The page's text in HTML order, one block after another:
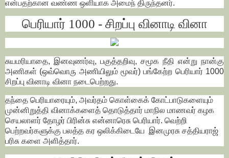
என்பதற்கான வண்ண ஒளியாக அமைந் திருந்தனர்.
பெரியார் 1000 - சிறப்பு வினாடி வினா
சுயமரியாதை, இனவுணர்வு, பகுத்தறிவு, சமூக நீதி என்று நான்கு
அணிகள் (ஒவ்வொரு அணியிலும் மூவர்) பங்கேற்ற பெரியார் 1000
சிறப்பு வினாடி வினா நடைபெற்றது.
தந்தை பெரியாரையும், அவர்தம் கொள்கைக் கோட்பாடுகளையும்
முன்னிறுத்தி வினாக்களைத் தொடுத்தார் மாநில மாணவர் கழக
செயலாளர் தோழர் பிரின்சு என்னாரெசு பெரியார். வெற்றி
பெற்றவர்களுக்கு பலத்த கர ஒலிக்கிடையே இனமுரசு சத்தியராஜ்
பரிசு களை அளித்தார்.